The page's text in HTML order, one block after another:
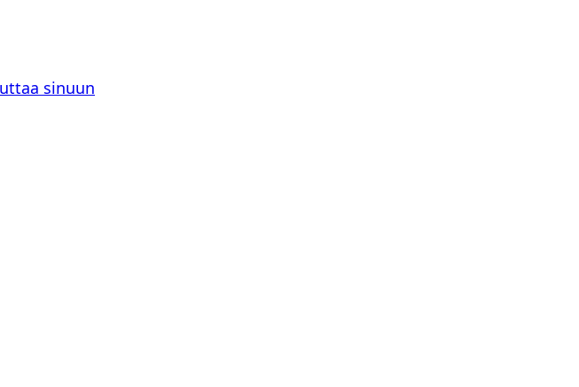
sinuun